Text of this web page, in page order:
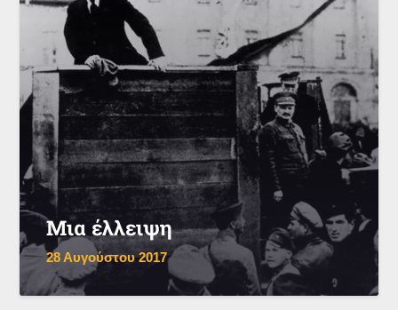
Μια έλλειψη
28 Αυγούστου 2017